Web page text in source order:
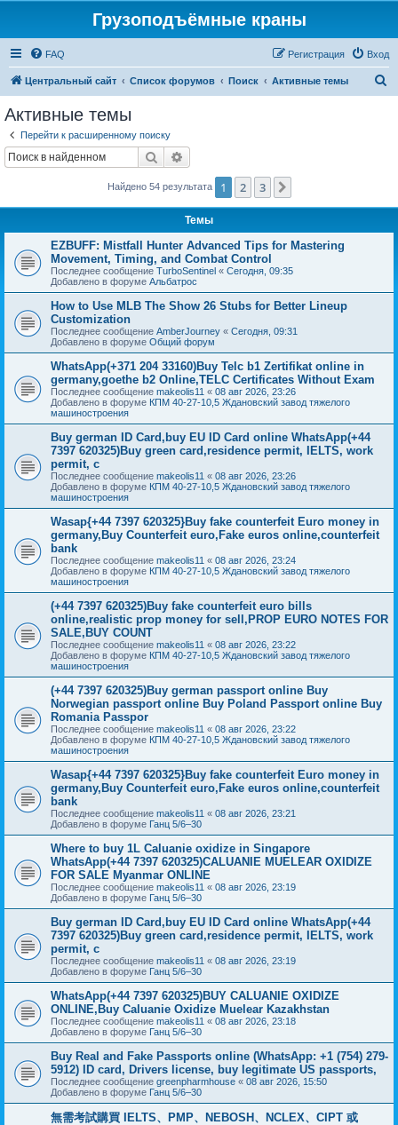
Грузоподъёмные краны
FAQ Вход
Регистрация
Центральный сайт Список форумов Поиск Активные темы
Активные темы
Перейти к расширенному поиску
Поиск
Найдено 54 результата 1 2 3
Темы
EZBUFF: Mistfall Hunter Advanced Tips for Mastering
Movement, Timing, and Combat Control
Последнее сообщение TurboSentinel « Сегодня, 09:35
Добавлено в форуме Альбатрос
How to Use MLB The Show 26 Stubs for Better Lineup
Customization
Последнее сообщение AmberJourney « Сегодня, 09:31
Добавлено в форуме Общий форум
WhatsApp(+371 204 33160)Buy Telc b1 Zertifikat online in
germany,goethe b2 Online,TELC Certificates Without Exam
Последнее сообщение makeolis11 « 08 авг 2026, 23:26
Добавлено в форуме КПМ 40-27-10,5 Ждановский завод тяжелого
машиностроения
Buy german ID Card,buy EU ID Card online WhatsApp(+44
7397 620325)Buy green card,residence permit, IELTS, work
permit, c
Последнее сообщение makeolis11 « 08 авг 2026, 23:26
Добавлено в форуме КПМ 40-27-10,5 Ждановский завод тяжелого
машиностроения
Wasap{+44 7397 620325}Buy fake counterfeit Euro money in
germany,Buy Counterfeit euro,Fake euros online,counterfeit
bank
Последнее сообщение makeolis11 « 08 авг 2026, 23:24
Добавлено в форуме КПМ 40-27-10,5 Ждановский завод тяжелого
машиностроения
(+44 7397 620325)Buy fake counterfeit euro bills
online,realistic prop money for sell,PROP EURO NOTES FOR
SALE,BUY COUNT
Последнее сообщение makeolis11 « 08 авг 2026, 23:22
Добавлено в форуме КПМ 40-27-10,5 Ждановский завод тяжелого
машиностроения
(+44 7397 620325)Buy german passport online Buy
Norwegian passport online Buy Poland Passport online Buy
Romania Passpor
Последнее сообщение makeolis11 « 08 авг 2026, 23:22
Добавлено в форуме КПМ 40-27-10,5 Ждановский завод тяжелого
машиностроения
Wasap{+44 7397 620325}Buy fake counterfeit Euro money in
germany,Buy Counterfeit euro,Fake euros online,counterfeit
bank
Последнее сообщение makeolis11 « 08 авг 2026, 23:21
Добавлено в форуме Ганц 5/6–30
Where to buy 1L Caluanie oxidize in Singapore
WhatsApp(+44 7397 620325)CALUANIE MUELEAR OXIDIZE
FOR SALE Myanmar ONLINE
Последнее сообщение makeolis11 « 08 авг 2026, 23:19
Добавлено в форуме Ганц 5/6–30
Buy german ID Card,buy EU ID Card online WhatsApp(+44
7397 620325)Buy green card,residence permit, IELTS, work
permit, c
Последнее сообщение makeolis11 « 08 авг 2026, 23:19
Добавлено в форуме Ганц 5/6–30
WhatsApp(+44 7397 620325)BUY CALUANIE OXIDIZE
ONLINE,Buy Caluanie Oxidize Muelear Kazakhstan
Последнее сообщение makeolis11 « 08 авг 2026, 23:18
Добавлено в форуме Ганц 5/6–30
Buy Real and Fake Passports online (WhatsApp: +1 (754) 279-
5912) ID card, Drivers license, buy legitimate US passports,
Последнее сообщение greenpharmhouse « 08 авг 2026, 15:50
Добавлено в форуме Ганц 5/6–30
無需考試購買 IELTS、PMP、NEBOSH、NCLEX、CIPT 或